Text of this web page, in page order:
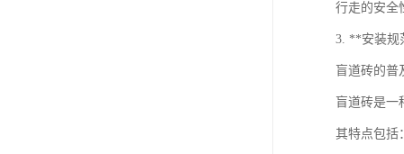
行走的安全
3. **安装规
盲道砖的普
盲道砖是一
其特点包括：